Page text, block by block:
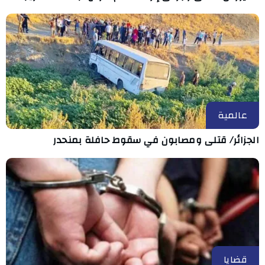
عالمية
الجزائر/ قتلى ومصابون في سقوط حافلة بمنحدر
قضايا